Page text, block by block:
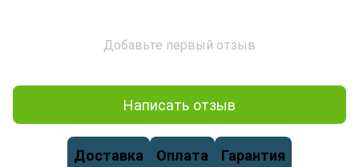
Добавьте первый отзыв
Написать отзыв
Доставка Оплата Гарантия